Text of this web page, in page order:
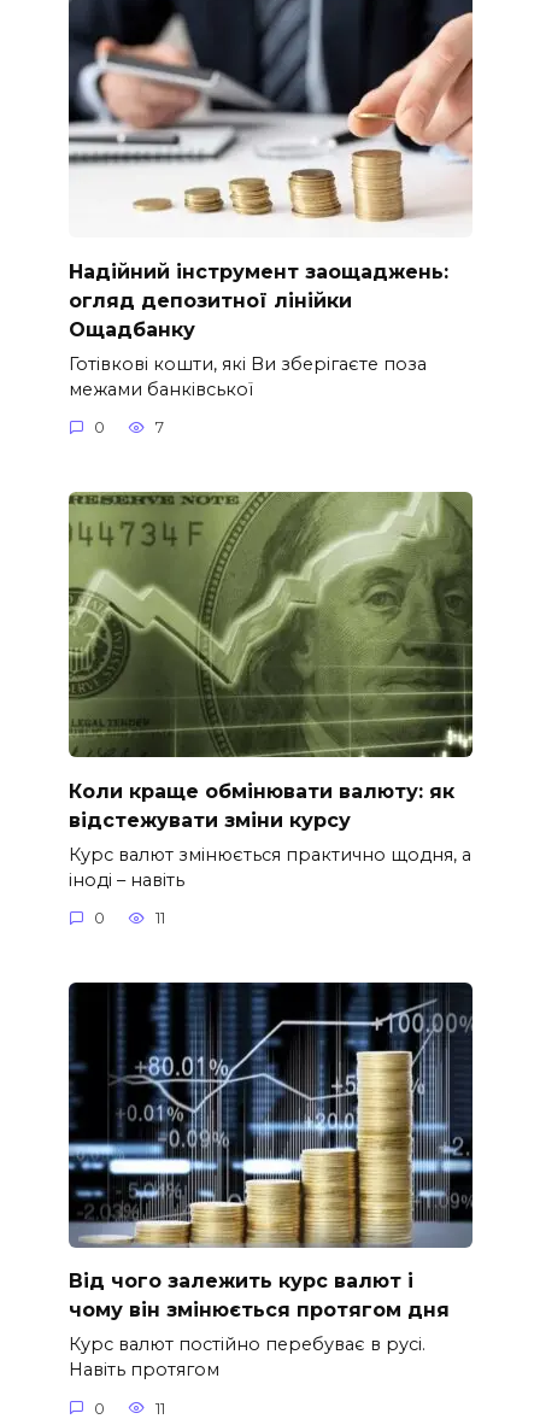
Надійний інструмент заощаджень:
огляд депозитної лінійки
Ощадбанку
Готівкові кошти, які Ви зберігаєте поза
межами банківської
0 7
Коли краще обмінювати валюту: як
відстежувати зміни курсу
Курс валют змінюється практично щодня, а
іноді – навіть
0 11
Від чого залежить курс валют і
чому він змінюється протягом дня
Курс валют постійно перебуває в русі.
Навіть протягом
0 11